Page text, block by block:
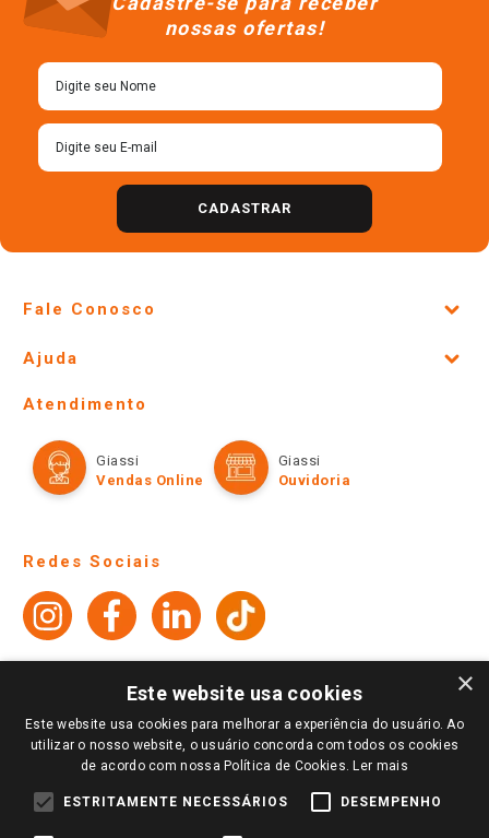
R$ 7 , 14
－
R$ 7,18
－
Cadastre-se para receber
nossas ofertas!
Fale Conosco
Lojas Físicas e Horários
Ofertas
Cartão Giassi
Notícias
Perguntas frequentes
Identidade Visual
Ajuda
Política de Privacidade e Termos de Uso
Formas de Pagamento
Trocas e Devoluções
Atendimento
Redes Sociais
×
Este website usa cookies
Este website usa cookies para melhorar a experiência do usuário. Ao
utilizar o nosso website, o usuário concorda com todos os cookies
de acordo com nossa Política de Cookies. Ler mais
ESTRITAMENTE NECESSÁRIOS DESEMPENHO